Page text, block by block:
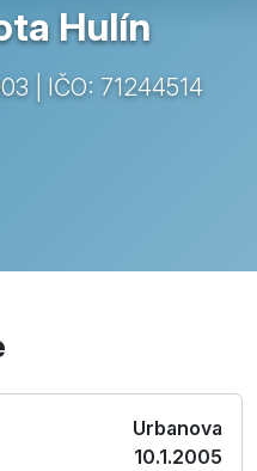
Hulín
| IČO: 71244514
Urbanova
10.1.2005